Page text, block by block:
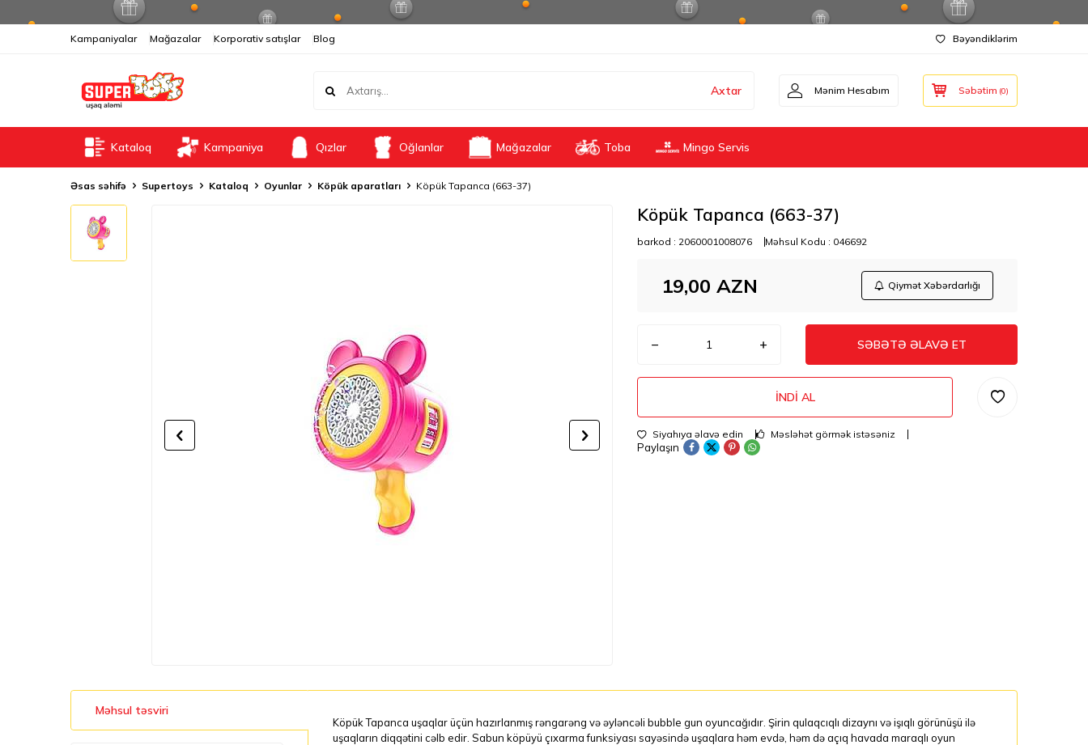
Kampaniyalar Mağazalar Korporativ satışlar Blog Bəyəndiklərim
Axtar Mənim Hesabım Səbətim (0)
Kataloq Kampaniya Qızlar Oğlanlar Mağazalar Toba Mingo Servis
Əsas səhifə Supertoys Kataloq Oyunlar Köpük aparatları Köpük Tapanca (663-37)
Köpük Tapanca (663-37)
barkod : 2060001008076 Məhsul Kodu : 046692
19,00 AZN Qiymət Xəbərdarlığı
SƏBƏTƏ ƏLAVƏ ET
İNDI AL
Siyahıya əlavə edin Məsləhət görmək istəsəniz
Paylaşın
Məhsul təsviri
Köpük Tapanca uşaqlar üçün hazırlanmış rəngarəng və əyləncəli bubble gun oyuncağıdır. Şirin qulaqcıqlı dizaynı və işıqlı görünüşü ilə
uşaqların diqqətini cəlb edir. Sabun köpüyü çıxarma funksiyası sayəsində uşaqlara həm evdə, həm də açıq havada maraqlı oyun